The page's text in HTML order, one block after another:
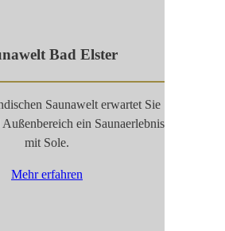
Bad Elster
Saunawelt erwartet Sie
ein Saunaerlebnis
mit Sole.
Mehr erfahren